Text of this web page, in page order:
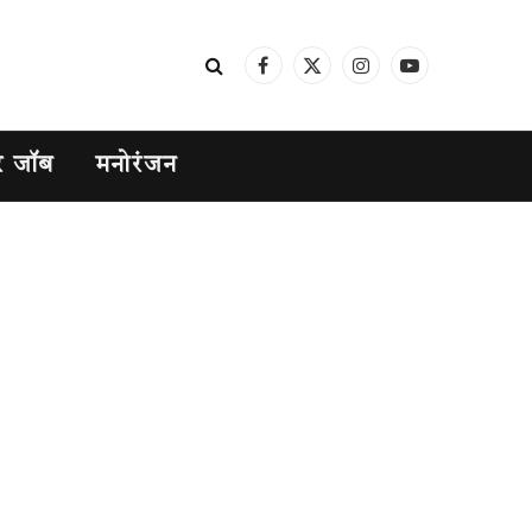
Facebook
X
InstagramYouTube
जॉब मनोरंजन